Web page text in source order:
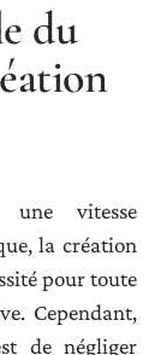
du
vitesse
la création
pour toute
Cependant,
de négliger